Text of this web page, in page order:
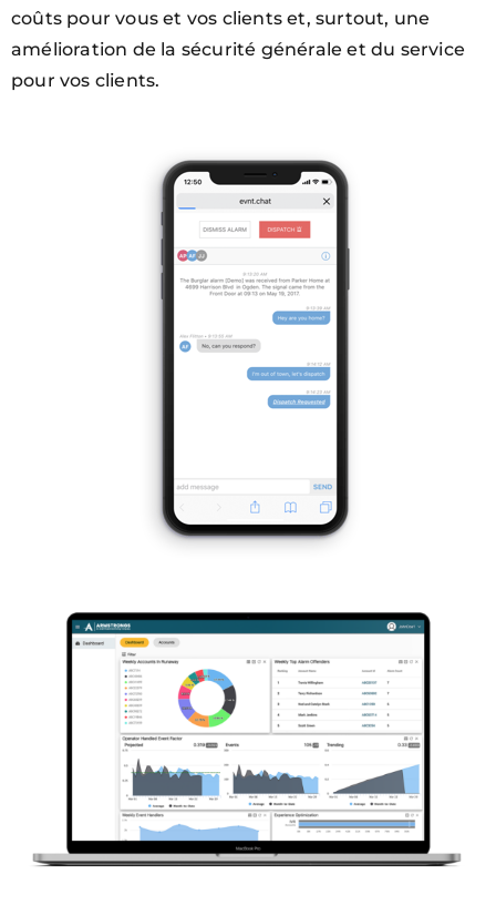
coûts pour vous et vos clients et, surtout, une
amélioration de la sécurité générale et du service
pour vos clients.